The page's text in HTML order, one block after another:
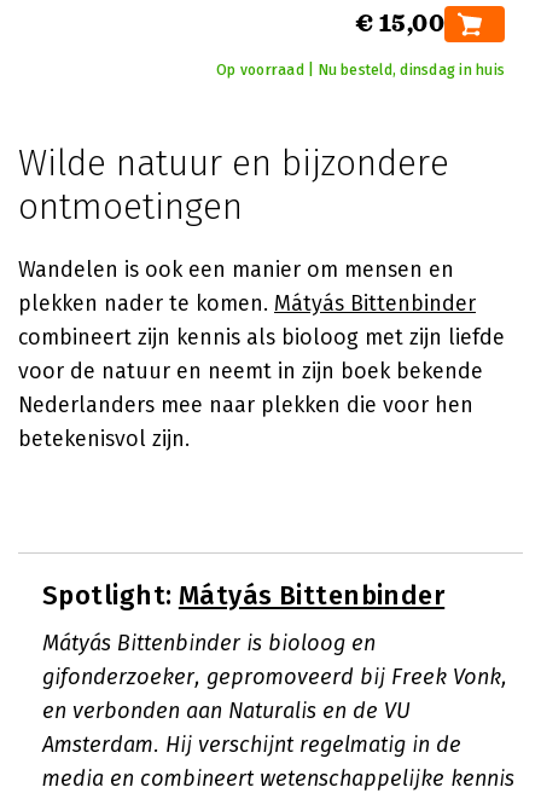
€ 15,00
Op voorraad | Nu besteld, dinsdag in huis
Wilde natuur en bijzondere
ontmoetingen
Wandelen is ook een manier om mensen en
plekken nader te komen. Mátyás Bittenbinder
combineert zijn kennis als bioloog met zijn liefde
voor de natuur en neemt in zijn boek bekende
Nederlanders mee naar plekken die voor hen
betekenisvol zijn.
Spotlight: Mátyás Bittenbinder
Mátyás Bittenbinder is bioloog en
gifonderzoeker, gepromoveerd bij Freek Vonk,
en verbonden aan Naturalis en de VU
Amsterdam. Hij verschijnt regelmatig in de
media en combineert wetenschappelijke kennis